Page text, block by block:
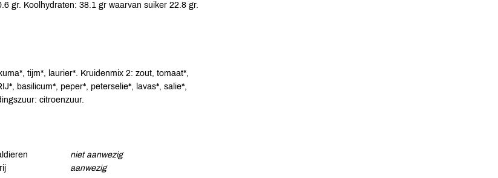
gr. Koolhydraten: 38.1 gr waarvan suiker 22.8 gr.
tijm*, laurier*. Kruidenmix 2: zout, tomaat*,
basilicum*, peper*, peterselie*, lavas*, salie*,
citroenzuur.
niet aanwezig
aanwezig